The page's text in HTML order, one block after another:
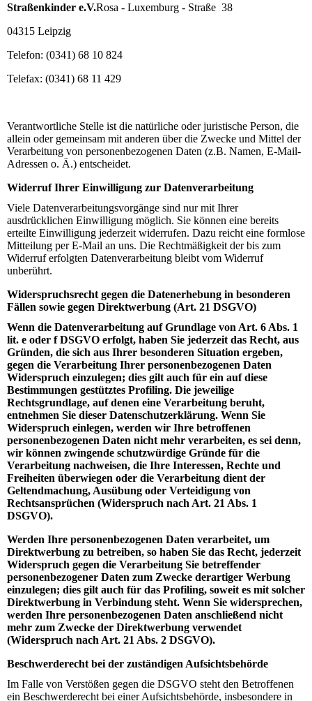
Straßenkinder e.V.Rosa - Luxemburg - Straße 38
04315 Leipzig
Telefon: (0341) 68 10 824
Telefax: (0341) 68 11 429
Verantwortliche Stelle ist die natürliche oder juristische Person, die
allein oder gemeinsam mit anderen über die Zwecke und Mittel der
Verarbeitung von personenbezogenen Daten (z.B. Namen, E-Mail-
Adressen o. Ä.) entscheidet.
Widerruf Ihrer Einwilligung zur Datenverarbeitung
Viele Datenverarbeitungsvorgänge sind nur mit Ihrer
ausdrücklichen Einwilligung möglich. Sie können eine bereits
erteilte Einwilligung jederzeit widerrufen. Dazu reicht eine formlose
Mitteilung per E-Mail an uns. Die Rechtmäßigkeit der bis zum
Widerruf erfolgten Datenverarbeitung bleibt vom Widerruf
unberührt.
Widerspruchsrecht gegen die Datenerhebung in besonderen
Fällen sowie gegen Direktwerbung (Art. 21 DSGVO)
Wenn die Datenverarbeitung auf Grundlage von Art. 6 Abs. 1
lit. e oder f DSGVO erfolgt, haben Sie jederzeit das Recht, aus
Gründen, die sich aus Ihrer besonderen Situation ergeben,
gegen die Verarbeitung Ihrer personenbezogenen Daten
Widerspruch einzulegen; dies gilt auch für ein auf diese
Bestimmungen gestütztes Profiling. Die jeweilige
Rechtsgrundlage, auf denen eine Verarbeitung beruht,
entnehmen Sie dieser Datenschutzerklärung. Wenn Sie
Widerspruch einlegen, werden wir Ihre betroffenen
personenbezogenen Daten nicht mehr verarbeiten, es sei denn,
wir können zwingende schutzwürdige Gründe für die
Verarbeitung nachweisen, die Ihre Interessen, Rechte und
Freiheiten überwiegen oder die Verarbeitung dient der
Geltendmachung, Ausübung oder Verteidigung von
Rechtsansprüchen (Widerspruch nach Art. 21 Abs. 1
DSGVO).
Werden Ihre personenbezogenen Daten verarbeitet, um
Direktwerbung zu betreiben, so haben Sie das Recht, jederzeit
Widerspruch gegen die Verarbeitung Sie betreffender
personenbezogener Daten zum Zwecke derartiger Werbung
einzulegen; dies gilt auch für das Profiling, soweit es mit solcher
Direktwerbung in Verbindung steht. Wenn Sie widersprechen,
werden Ihre personenbezogenen Daten anschließend nicht
mehr zum Zwecke der Direktwerbung verwendet
(Widerspruch nach Art. 21 Abs. 2 DSGVO).
Beschwerderecht bei der zuständigen Aufsichtsbehörde
Im Falle von Verstößen gegen die DSGVO steht den Betroffenen
ein Beschwerderecht bei einer Aufsichtsbehörde, insbesondere in